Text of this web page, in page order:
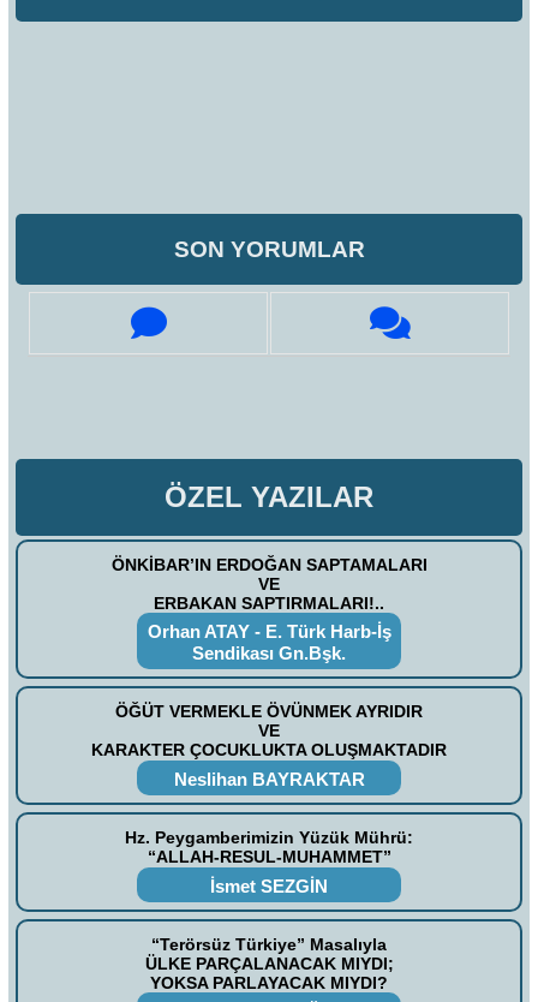
SON YORUMLAR
ÖZEL YAZILAR
ÖNKİBAR’IN ERDOĞAN SAPTAMALARI
VE
ERBAKAN SAPTIRMALARI!..
Orhan ATAY - E. Türk Harb-İş
Sendikası Gn.Bşk.
ÖĞÜT VERMEKLE ÖVÜNMEK AYRIDIR
VE
KARAKTER ÇOCUKLUKTA OLUŞMAKTADIR
Neslihan BAYRAKTAR
Hz. Peygamberimizin Yüzük Mührü:
“ALLAH-RESUL-MUHAMMET”
İsmet SEZGİN
“Terörsüz Türkiye” Masalıyla
ÜLKE PARÇALANACAK MIYDI;
YOKSA PARLAYACAK MIYDI?